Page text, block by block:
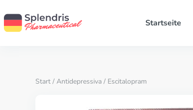
Startseite
Start / Antidepressiva / Escitalopram